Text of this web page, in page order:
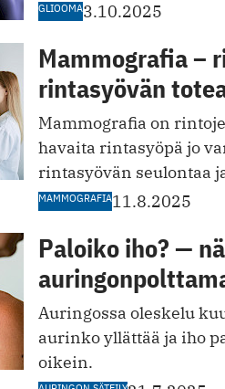
GLIOOMA3.10.2025
Mammografia –
rintasyövän
Mammografia on
havaita rintasyöpä jo
rintasyövän seulontaa
MAMMOGRAFIA11.8.2025
Paloiko iho? —
Auringossa oleskelu
aurinko yllättää ja iho
oikein.